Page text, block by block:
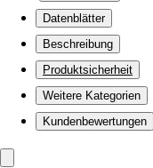
Datenblätter
Beschreibung
Produktsicherheit
Weitere Kategorien
Kundenbewertungen